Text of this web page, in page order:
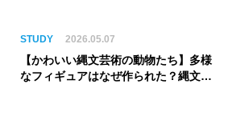
STUDY 2026.05.07
【かわいい縄文芸術の動物たち】多様
なフィギュアはなぜ作られた？縄文人